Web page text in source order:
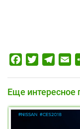
FacebookTwitter
Еще интересное